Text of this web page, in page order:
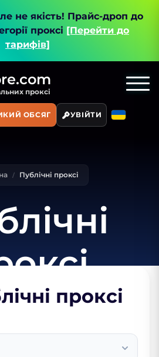
не якість! Прайс-дроп до
проксі [Перейти до
тарифів]
проксі
ОБСЯГ УВІЙТИ
Публічні проксі
проксі